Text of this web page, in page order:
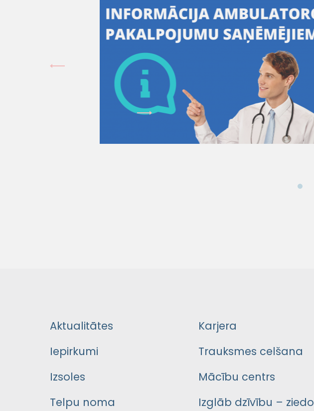
Aktualitātes
Iepirkumi
Izsoles
Telpu noma
Karjera
Trauksmes celšana
Mācību centrs
Izglāb dzīvību – ziedo